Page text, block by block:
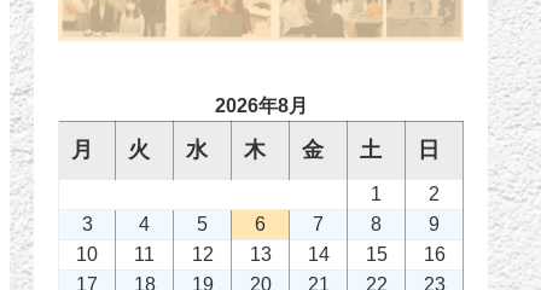
2026年8月
月 火 水 木 金 土 日
1
2
3
4 5 6 7 8
9
10
11 12 13 14 15
16
17
18 19 20 21 22
23